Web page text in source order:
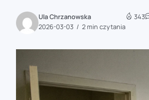
zaobserwuj nas
zaobserwuj nas
zaobserwuj nas
Ula Chrzanowska
2026-03-03
2 min czytania
343